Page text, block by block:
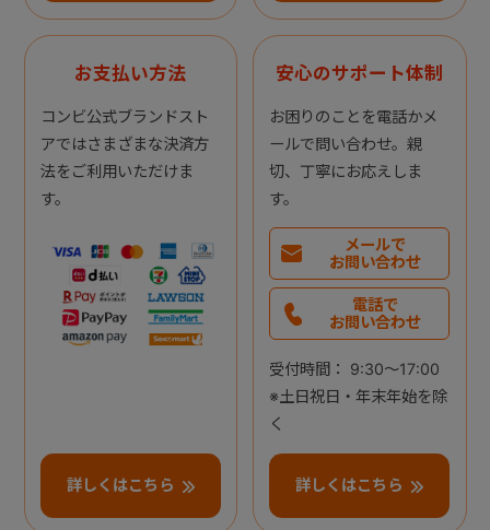
お支払い方法
コンビ公式ブランドスト
アではさまざまな決済方
法をご利用いただけま
す。
詳しくはこちら
安心のサポート体制
お困りのことを電話かメ
ールで問い合わせ。親
切、丁寧にお応えしま
す。
メールで
お問い合わせ
電話で
お問い合わせ
受付時間： 9:30～17:00
※土日祝日・年末年始を除
く
詳しくはこちら